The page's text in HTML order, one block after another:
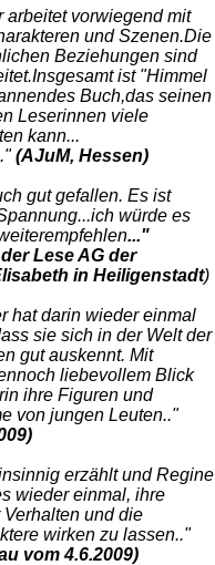
arbeitet vorwiegend mit
und Szenen.Die
Beziehungen sind
ist "Himmel
Buch,das seinen
Leserinnen viele
kann...
(AJuM, Hessen)
gut gefallen. Es ist
würde es
..."
Lese AG der
in Heiligenstadt)
hat darin wieder einmal
sie sich in der Welt der
gut auskennt. Mit
liebevollem Blick
ihre Figuren und
von jungen Leuten.."
erzählt und Regine
wieder einmal, ihre
und die
wirken zu lassen.."
vom 4.6.2009)